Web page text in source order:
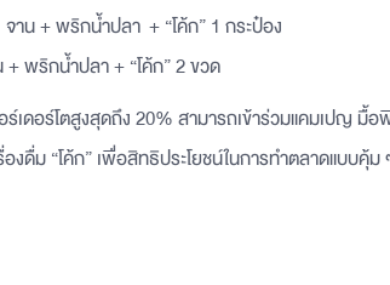
จาน + พริกน้ำปลา + “โค้ก” 1 กระป๋อง
+ พริกน้ำปลา + “โค้ก” 2 ขวด
ดอร์โตสูงสุดถึง 20% สามารถเข้าร่วมแคมเปญ มื้อ
งดื่ม “โค้ก” เพื่อสิทธิประโยชน์ในการทำตลาดแบบคุ้